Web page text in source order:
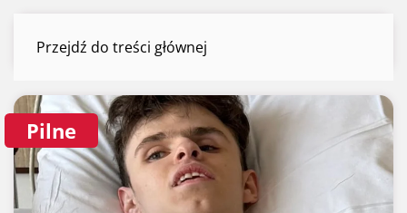
Przejdź do treści głównejOlaf Talabski
Pilne